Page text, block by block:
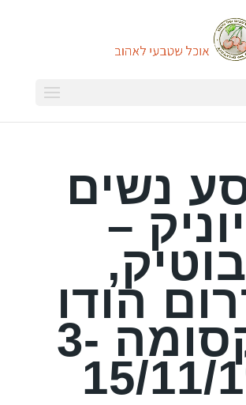
נשים
יוניק –
בוטיק,
הודו
הקסומה 3-
15/11/